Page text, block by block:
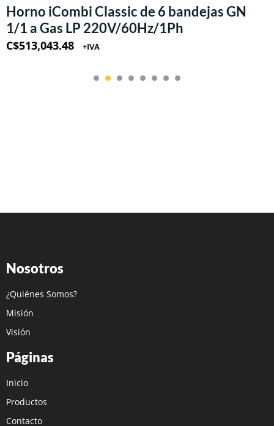
Horno iCombi Classic de 6 bandejas GN
1/1 a Gas LP 220V/60Hz/1Ph
C$513,043.48 +IVA
Nosotros
¿Quiénes Somos?
Misión
Visión
Páginas
Inicio
Productos
Contacto